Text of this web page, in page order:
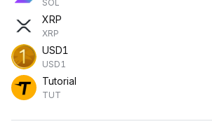
SOL
XRP
XRP
USD1
USD1
Tutorial
TUT